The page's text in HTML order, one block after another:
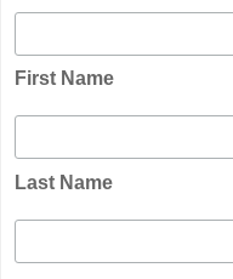
First Name
Last Name